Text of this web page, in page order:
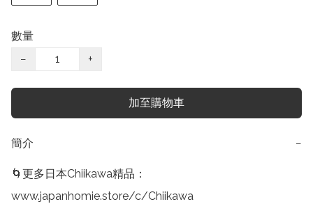
數量
−
+
加至購物車
簡介 −
🌀更多日本Chiikawa精品：
www.japanhomie.store/c/Chiikawa